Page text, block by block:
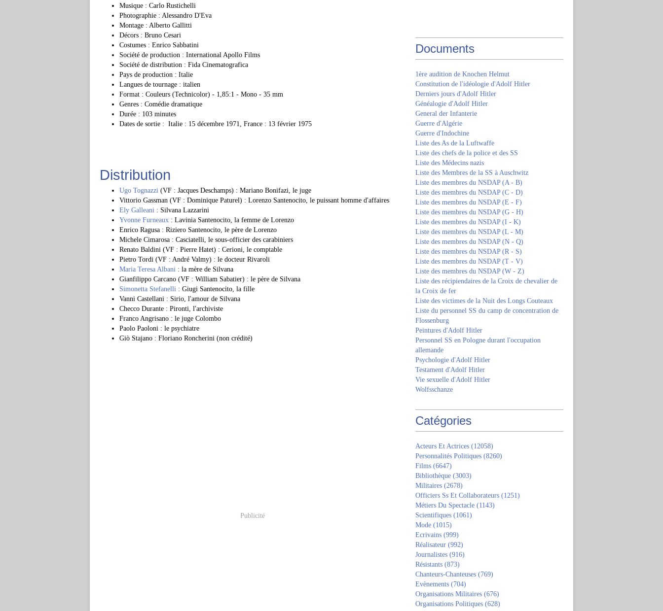
Musique : Carlo Rustichelli
Photographie : Alessandro D'Eva
Montage : Alberto Gallitti
Décors : Bruno Cesari
Costumes : Enrico Sabbatini
Société de production : International Apollo Films
Société de distribution : Fida Cinematografica
Pays de production : Italie
Langues de tournage : italien
Format : Couleurs (Technicolor) - 1,85:1 - Mono - 35 mm
Genres : Comédie dramatique
Durée : 103 minutes
Dates de sortie : Italie : 15 décembre 1971, France : 13 février 1975
Distribution
Ugo Tognazzi (VF : Jacques Deschamps) : Mariano Bonifazi, le juge
Vittorio Gassman (VF : Dominique Paturel) : Lorenzo Santenocito, le puissant homme d'affaires
Ely Galleani : Silvana Lazzarini
Yvonne Furneaux : Lavinia Santenocito, la femme de Lorenzo
Enrico Ragusa : Riziero Santenocito, le père de Lorenzo
Michele Cimarosa : Casciatelli, le sous-officier des carabiniers
Renato Baldini (VF : Pierre Hatet) : Cerioni, le comptable
Pietro Tordi (VF : André Valmy) : le docteur Rivaroli
Maria Teresa Albani : la mère de Silvana
Gianfilippo Carcano (VF : William Sabatier) : le père de Silvana
Simonetta Stefanelli : Giugi Santenocito, la fille
Vanni Castellani : Sirio, l'amour de Silvana
Checco Durante : Pironti, l'archiviste
Franco Angrisano : le juge Colombo
Paolo Paoloni : le psychiatre
Giò Stajano : Floriano Roncherini (non crédité)
Publicité
Documents
1ère audition de Knochen Helmut
Constitution de l'idéologie d'Adolf Hitler
Derniers jours d'Adolf Hitler
Généalogie d'Adolf Hitler
General der Infanterie
Guerre d'Algérie
Guerre d'Indochine
Liste des As de la Luftwaffe
Liste des chefs de la police et des SS
Liste des Médecins nazis
Liste des Membres de la SS à Auschwitz
Liste des membres du NSDAP (A - B)
Liste des membres du NSDAP (C - D)
Liste des membres du NSDAP (E - F)
Liste des membres du NSDAP (G - H)
Liste des membres du NSDAP (I - K)
Liste des membres du NSDAP (L - M)
Liste des membres du NSDAP (N - Q)
Liste des membres du NSDAP (R - S)
Liste des membres du NSDAP (T - V)
Liste des membres du NSDAP (W - Z)
Liste des récipiendaires de la Croix de chevalier de
la Croix de fer
Liste des victimes de la Nuit des Longs Couteaux
Liste du personnel SS du camp de concentration de
Flossenburg
Peintures d'Adolf Hitler
Personnel SS en Pologne durant l'occupation
allemande
Psychologie d'Adolf Hitler
Testament d'Adolf Hitler
Vie sexuelle d'Adolf Hitler
Wolfsschanze
Catégories
Acteurs Et Actrices (12058)
Personnalités Politiques (8260)
Films (6647)
Bibliothèque (3003)
Militaires (2678)
Officiers Ss Et Collaborateurs (1251)
Métiers Du Spectacle (1143)
Scientifiques (1061)
Mode (1015)
Ecrivains (999)
Réalisateur (992)
Journalistes (916)
Résistants (873)
Chanteurs-Chanteuses (769)
Evènements (704)
Organisations Militaires (676)
Organisations Politiques (628)